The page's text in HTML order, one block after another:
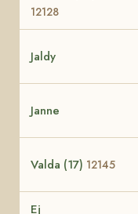
12128
Jaldy
Janne
Valda (17) 12145
Ej